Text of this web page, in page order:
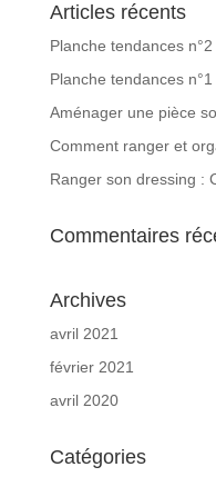
Articles récents
Planche tendances n°2
Planche tendances n°1
Aménager une pièce
Comment ranger et
Ranger son dressing :
Commentaires
Archives
avril 2021
février 2021
avril 2020
Catégories